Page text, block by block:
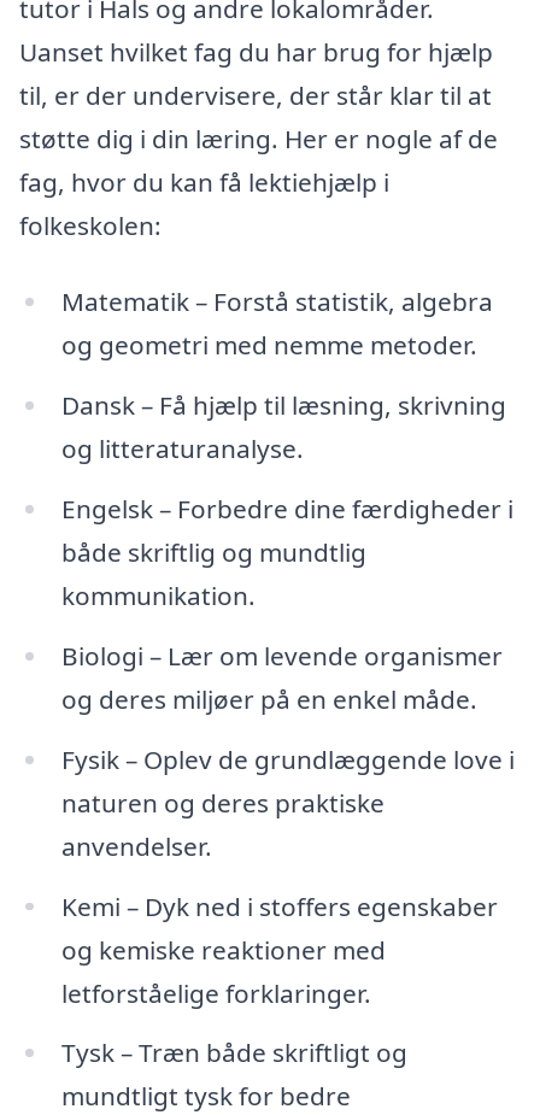
tutor i Hals og andre lokalområder.
Uanset hvilket fag du har brug for hjælp
til, er der undervisere, der står klar til at
støtte dig i din læring. Her er nogle af de
fag, hvor du kan få lektiehjælp i
folkeskolen:
Matematik – Forstå statistik, algebra
og geometri med nemme metoder.
Dansk – Få hjælp til læsning, skrivning
og litteraturanalyse.
Engelsk – Forbedre dine færdigheder i
både skriftlig og mundtlig
kommunikation.
Biologi – Lær om levende organismer
og deres miljøer på en enkel måde.
Fysik – Oplev de grundlæggende love i
naturen og deres praktiske
anvendelser.
Kemi – Dyk ned i stoffers egenskaber
og kemiske reaktioner med
letforståelige forklaringer.
Tysk – Træn både skriftligt og
mundtligt tysk for bedre